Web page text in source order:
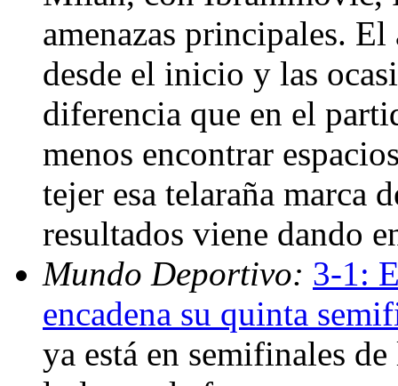
amenazas principales.
desde el inicio y las
diferencia que en el
menos encontrar
tejer esa telaraña marca
resultados viene dando
Mundo Deportivo: 3-1:
encadena su quinta
ya está en semifinales